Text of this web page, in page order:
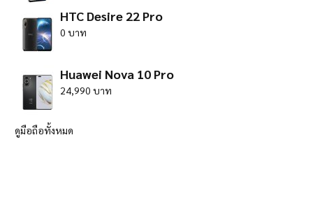
HTC Desire 22 Pro
0 บาท
Huawei Nova 10 Pro
24,990 บาท
ดูมือถือทั้งหมด